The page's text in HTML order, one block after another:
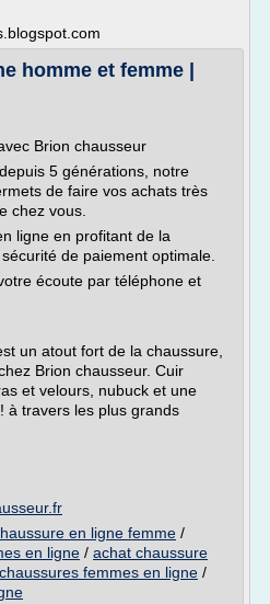
homme et femme |
Brion chausseur
5 générations, notre
de faire vos achats très
chez vous.
ligne en profitant de la
de paiement optimale.
écoute par téléphone et
un atout fort de la chaussure,
Brion chausseur. Cuir
et velours, nubuck et une
à travers les plus grands
en ligne femme /
en ligne / achat chaussure
femmes en ligne /